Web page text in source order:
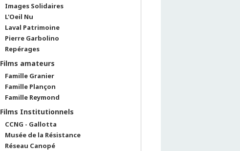
Images Solidaires
L'Oeil Nu
Laval Patrimoine
Pierre Garbolino
Repérages
Films amateurs
Famille Granier
Famille Plançon
Famille Reymond
Films Institutionnels
CCNG - Gallotta
Musée de la Résistance
Réseau Canopé